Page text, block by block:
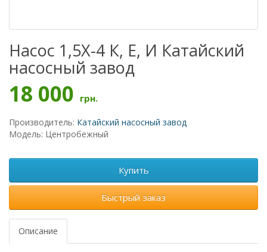
Насос 1,5Х-4 К, Е, И Катайский
насосный завод
18 000 грн.
Производитель: Катайский насосный завод
Модель: Центробежный
Купить
Быстрый заказ
Описание